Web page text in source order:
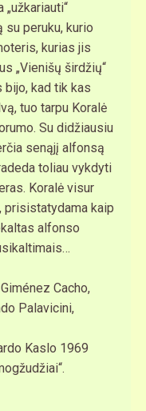
peruku, kurio
kurias jis
„Vienišų širdžių“
bijo, kad tik kas
tuo tarpu Koralė
Su didžiausiu
senąjį alfonsą
toliau vykdyti
Koralė visur
prisistatydama kaip
alfonso
Cacho,
Palavicini,
Kaslo 1969